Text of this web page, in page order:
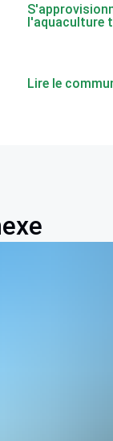
l'aquaculture
Lire le